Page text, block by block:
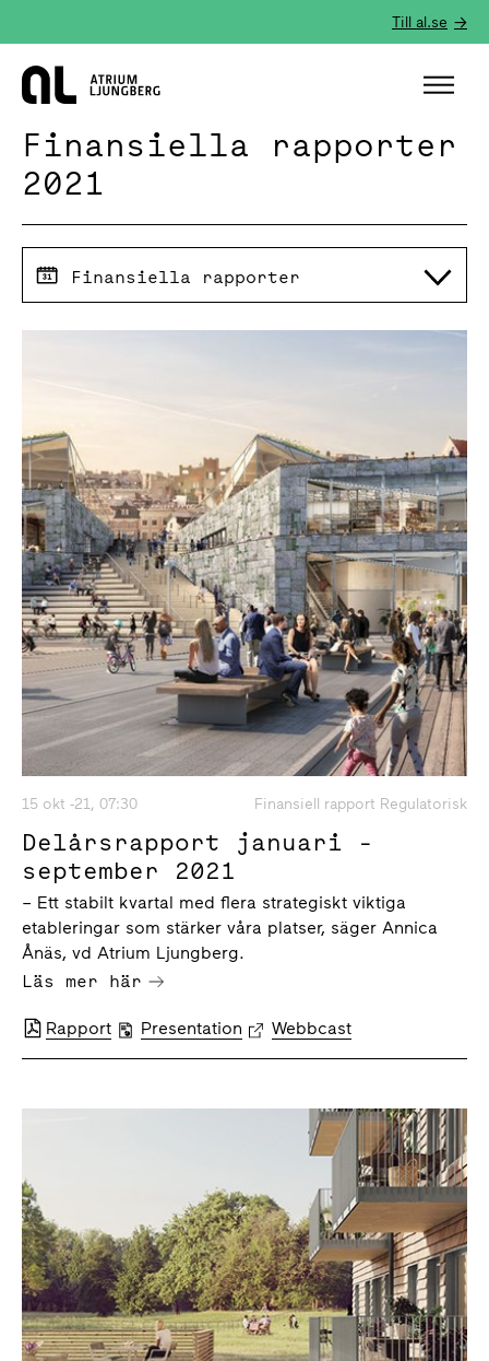
Till al.se
Hem
Finansiella rapporter
2021
Finansiella rapporter
15 okt -21, 07:30 Finansiell rapport Regulatorisk
Delårsrapport januari -
september 2021
– Ett stabilt kvartal med flera strategiskt viktiga
etableringar som stärker våra platser, säger Annica
Ånäs, vd Atrium Ljungberg.
Läs mer här
Rapport Presentation Webbcast